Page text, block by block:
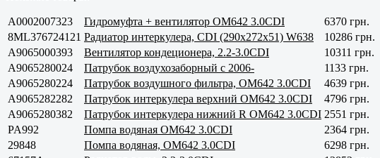
A0002007323 Гидромуфта + вентилятор OM642 3.0CDI
6370 грн.
8ML376724121 Радиатор интеркулера, CDI (290x272x51) W638
10286 грн.
A9065000393
Вентилятор кондеционера, 2.2-3.0CDI
10311 грн.
A9065280024
Патрубок воздухозаборный с 2006-
1133 грн.
A9065280224
Патрубок воздушного фильтра, OM642 3.0CDI
4639 грн.
A9065282282
Патрубок интеркулера верхний OM642 3.0CDI
4796 грн.
A9065280382
Патрубок интеркулера нижний R OM642 3.0CDI 2551 грн.
PA992
Помпа водяная OM642 3.0CDI
2364 грн.
29848
Помпа водяная, OM642 3.0CDI
6298 грн.